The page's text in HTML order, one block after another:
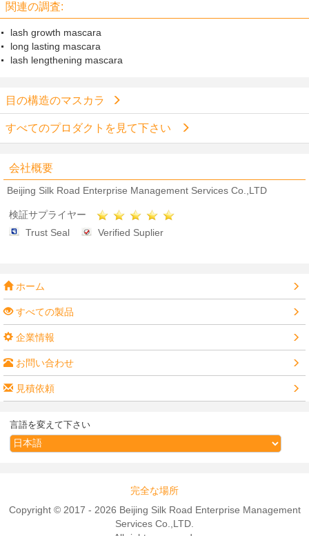
関連の調査:
lash growth mascara
long lasting mascara
lash lengthening mascara
目の構造のマスカラ
すべてのプロダクトを見て下さい
会社概要
Beijing Silk Road Enterprise Management Services Co.,LTD
検証サプライヤー
Trust Seal
Verified Suplier
ホーム
すべての製品
企業情報
お問い合わせ
見積依頼
言語を変えて下さい
完全な場所
Copyright © 2017 - 2026 Beijing Silk Road Enterprise Management
Services Co.,LTD.